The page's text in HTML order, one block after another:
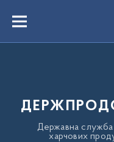
вмістуMenu
Державна служба
харчових